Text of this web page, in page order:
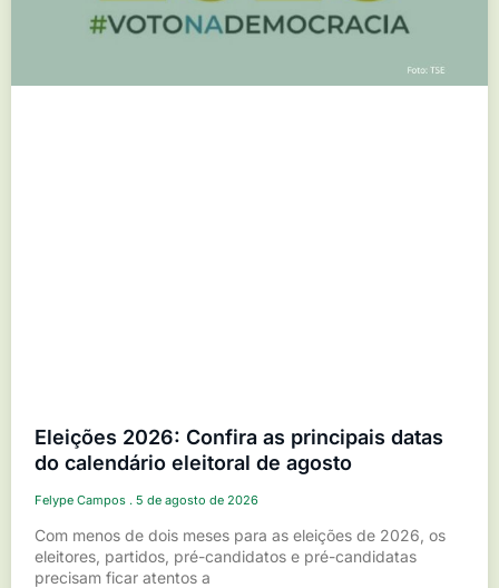
Eleições 2026: Confira as principais datas
do calendário eleitoral de agosto
Felype Campos 5 de agosto de 2026
Com menos de dois meses para as eleições de 2026, os
eleitores, partidos, pré-candidatos e pré-candidatas
precisam ficar atentos a